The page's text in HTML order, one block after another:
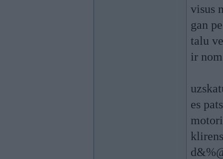
visus
gan
talu
ir
es